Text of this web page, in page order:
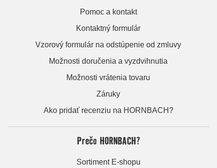
Pomoc a kontakt
Kontaktný formulár
Vzorový formulár na odstúpenie od zmluvy
Možnosti doručenia a vyzdvihnutia
Možnosti vrátenia tovaru
Záruky
Ako pridať recenziu na HORNBACH?
Prečo HORNBACH?
Sortiment E-shopu